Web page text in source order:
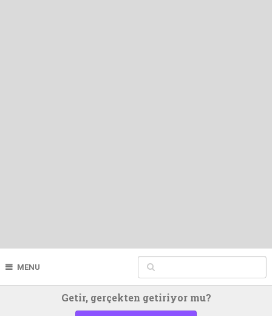
MENU
Getir, gerçekten getiriyor mu?